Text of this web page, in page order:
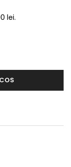
lei.